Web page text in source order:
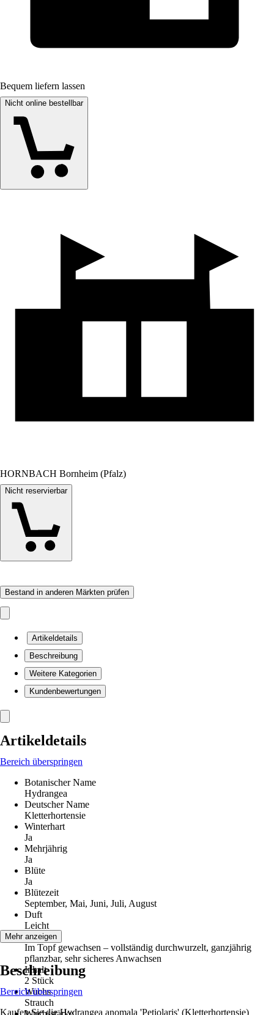
Bequem liefern lassen
Nicht online bestellbar
HORNBACH Bornheim (Pfalz)
Nicht reservierbar
Bestand in anderen Märkten prüfen
Artikeldetails
Beschreibung
Weitere Kategorien
Kundenbewertungen
Artikeldetails
Bereich überspringen
Botanischer Name
Hydrangea
Deutscher Name
Kletterhortensie
Winterhart
Ja
Mehrjährig
Ja
Blüte
Ja
Blütezeit
September, Mai, Juni, Juli, August
Duft
Leicht
Qualität
Im Topf gewachsen – vollständig durchwurzelt, ganzjährig
pflanzbar, sehr sicheres Anwachsen
Inhalt
2 Stück
Wuchs
Strauch
Mehr anzeigen
Beschreibung
Bereich überspringen
Kaufen Sie die Hydrangea anomala 'Petiolaris' (Kletterhortensie)